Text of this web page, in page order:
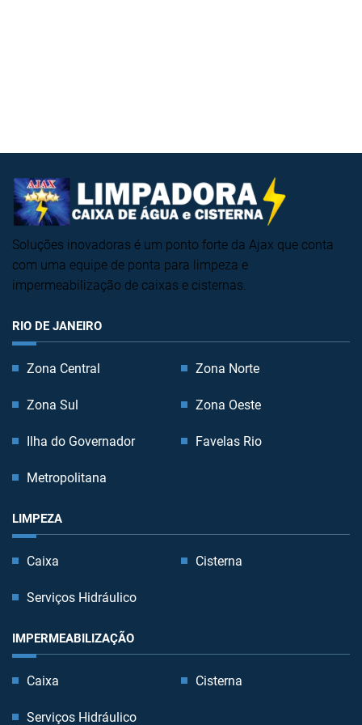
Soluções inovadoras é um ponto forte da Ajax que conta
com uma equipe de ponta para limpeza e
impermeabilização de caixas e cisternas.
RIO DE JANEIRO
Zona Central Zona Norte
Zona Sul Zona Oeste
Ilha do Governador Favelas Rio
Metropolitana
LIMPEZA
Caixa Cisterna
Serviços Hidráulico
IMPERMEABILIZAÇÃO
Caixa Cisterna
Serviços Hidráulico